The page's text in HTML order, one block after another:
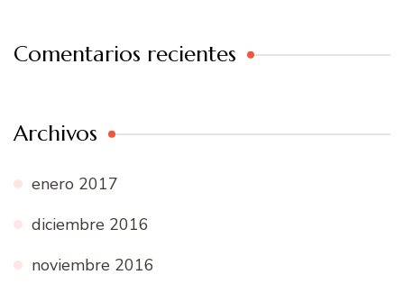
Comentarios recientes
Archivos
enero 2017
diciembre 2016
noviembre 2016